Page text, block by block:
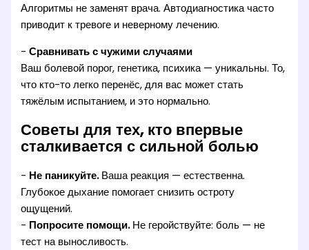
Алгоритмы не заменят врача. Автодиагностика часто
приводит к тревоге и неверному лечению.
-Сравнивать с чужими случаями
Ваш болевой порог, генетика, психика — уникальны. То,
что кто-то легко перенёс, для вас может стать
тяжёлым испытанием, и это нормально.
Советы для тех, кто впервые
сталкивается с сильной болью
- Не паникуйте.Ваша реакция — естественна.
Глубокое дыхание помогает снизить остроту
ощущений.
- Попросите помощи.Не геройствуйте: боль — не
тест на выносливость.